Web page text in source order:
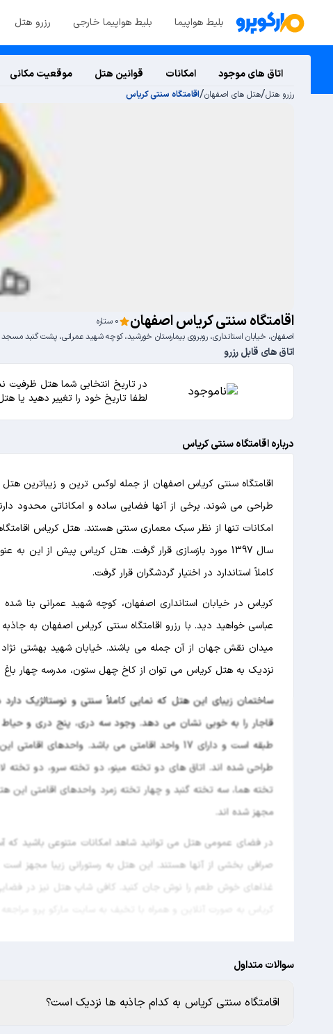
بلیط هواپیما بلیط هواپیما خارجی رزرو هتل
اتاق های موجود امکانات قوانین هتل موقعیت مکانی
رزرو هتل/هتل های اصفهان/اقامتگاه سنتی کریاس
اقامتگاه سنتی کریاس اصفهان
0 ستاره
اصفهان، خیابان استانداری، روبروی بیمارستان خورشید، کوچه شهید عمرانی، پشت گنبد مسجد
اتاق های قابل رزرو
در تاریخ انتخابی شما هتل ظرفیت
لطفا تاریخ خود را تغییر دهید یا
درباره اقامتگاه سنتی کریاس
اقامتگاه سنتی کریاس اصفهان از جمله لوکس ترین و زیباترین
طراحی می شوند. برخی از آنها فضایی ساده و امکاناتی محدود
امکانات تنها از نظر سبک معماری سنتی هستند. هتل کریاس
سال 1397 مورد بازسازی قرار گرفت. هتل کریاس پیش از
کاملاً استاندارد در اختیار گردشگران قرار گرفت.
کریاس در خیابان استانداری اصفهان، کوچه شهید عمرانی بنا
عباسی خواهید دید. با رزرو اقامتگاه سنتی کریاس اصفهان به
میدان نقش جهان از آن جمله می باشند. خیابان شهید بهشتی
نزدیک به هتل کریاس می توان از کاخ چهل ستون، مدرسه چهار
ساختمان زیبای این هتل که نمایی کاملاً سنتی و نوستالژیک
قاجار را به خوبی نشان می دهد. وجود سه دری، پنج دری و
طبقه است و دارای 17 واحد اقامتی می باشد.
طراحی شده اند. اتاق های دو تخته مینو، دو تخته سرو، دو
تخته هما، سه تخته گنبد و چهار تخته زمرد واحدهای اقامتی این
مجهز شده اند.
در فضای عمومی هتل می توانید شاهد امکانات متنوعی باشید
غذاهای خوش طعم را نوش جان کنید. کافی شاپ هتل نیز در
سوالات متداول
اقامتگاه سنتی کریاس به کدام جاذبه ها نزدیک است؟